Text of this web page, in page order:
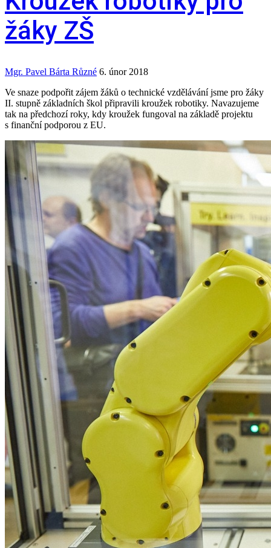
žáky ZŠ
Mgr. Pavel Bárta Různé 6. únor 2018
Ve snaze podpořit zájem žáků o technické vzdělávání jsme pro žáky
II. stupně základních škol připravili kroužek robotiky. Navazujeme
tak na předchozí roky, kdy kroužek fungoval na základě projektu
s finanční podporou z EU.